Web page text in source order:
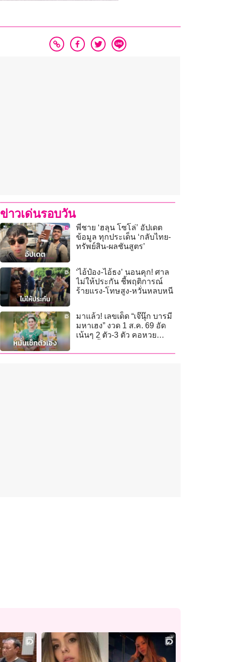
ข่าวเด่นรอบวัน
พี่ชาย ‘ฮลุน โซโล่’ อัปเดต
ข้อมูล ทุกประเด็น ‘กลับไทย-
ทรัพย์สิน-ผลชันสูตร’
‘ไอ้ป๋อง-ไอ้ธง’ นอนคุก! ศาล
ไม่ให้ประกัน ชี้พฤติการณ์
ร้ายแรง-โทษสูง-หวั่นหลบหนี
มาแล้ว! เลขเด็ด “เจ๊นุ๊ก บารมี
มหาเฮง” งวด 1 ส.ค. 69 อัด
เน้นๆ 2 ตัว-3 ตัว คอหวย